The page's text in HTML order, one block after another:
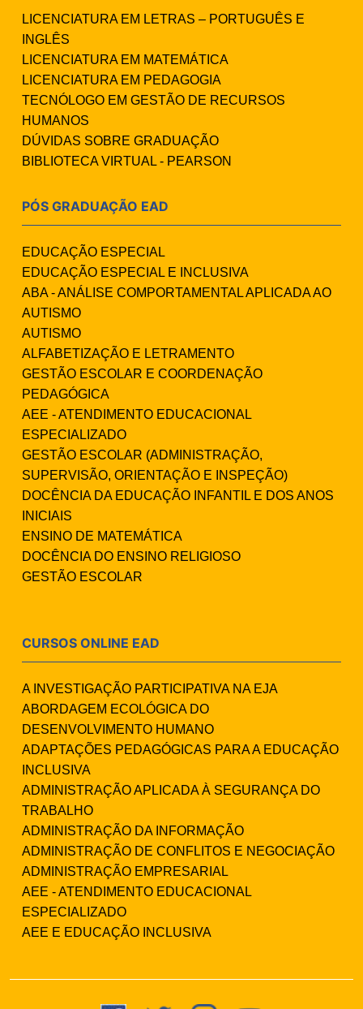
LICENCIATURA EM LETRAS – PORTUGUÊS E
INGLÊS
LICENCIATURA EM MATEMÁTICA
LICENCIATURA EM PEDAGOGIA
TECNÓLOGO EM GESTÃO DE RECURSOS
HUMANOS
DÚVIDAS SOBRE GRADUAÇÃO
BIBLIOTECA VIRTUAL - PEARSON
PÓS GRADUAÇÃO EAD
EDUCAÇÃO ESPECIAL
EDUCAÇÃO ESPECIAL E INCLUSIVA
ABA - ANÁLISE COMPORTAMENTAL APLICADA AO
AUTISMO
AUTISMO
ALFABETIZAÇÃO E LETRAMENTO
GESTÃO ESCOLAR E COORDENAÇÃO
PEDAGÓGICA
AEE - ATENDIMENTO EDUCACIONAL
ESPECIALIZADO
GESTÃO ESCOLAR (ADMINISTRAÇÃO,
SUPERVISÃO, ORIENTAÇÃO E INSPEÇÃO)
DOCÊNCIA DA EDUCAÇÃO INFANTIL E DOS ANOS
INICIAIS
ENSINO DE MATEMÁTICA
DOCÊNCIA DO ENSINO RELIGIOSO
GESTÃO ESCOLAR
CURSOS ONLINE EAD
A INVESTIGAÇÃO PARTICIPATIVA NA EJA
ABORDAGEM ECOLÓGICA DO
DESENVOLVIMENTO HUMANO
ADAPTAÇÕES PEDAGÓGICAS PARA A EDUCAÇÃO
INCLUSIVA
ADMINISTRAÇÃO APLICADA À SEGURANÇA DO
TRABALHO
ADMINISTRAÇÃO DA INFORMAÇÃO
ADMINISTRAÇÃO DE CONFLITOS E NEGOCIAÇÃO
ADMINISTRAÇÃO EMPRESARIAL
AEE - ATENDIMENTO EDUCACIONAL
ESPECIALIZADO
AEE E EDUCAÇÃO INCLUSIVA